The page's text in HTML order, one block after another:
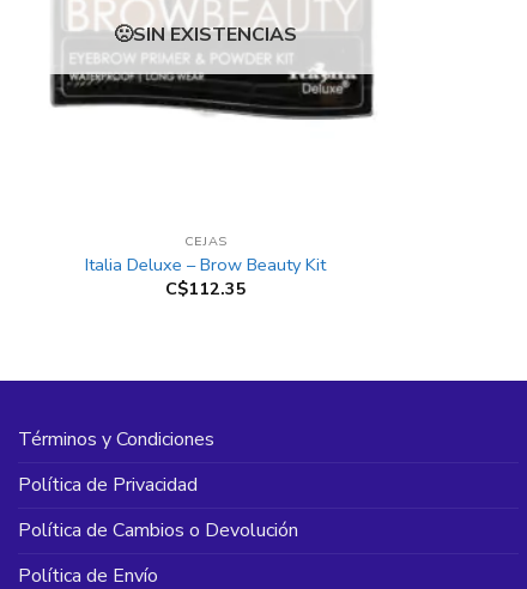
SIN EXISTENCIAS
CEJAS
Italia Deluxe – Brow Beauty Kit
C$112.35
Términos y Condiciones
Política de Privacidad
Política de Cambios o Devolución
Política de Envío